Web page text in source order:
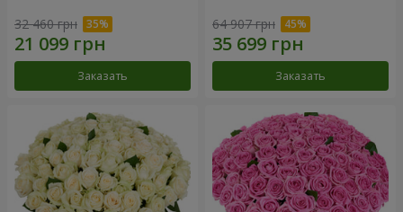
32 460 грн
Заказать
64 907 грн
Заказать